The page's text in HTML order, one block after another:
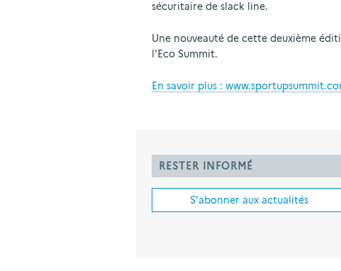
sécuritaire de slack line.
Une nouveauté de cette deuxième
l'Eco Summit.
En savoir plus :
RESTER INFORMÉ
S'abonner aux actualités